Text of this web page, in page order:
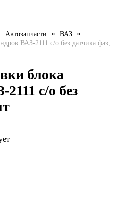
Автозапчасти » ВАЗ »
ВАЗ-2111 с/о без датчика фаз,
блока
с/о без